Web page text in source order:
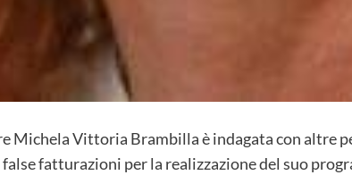
Michela Vittoria Brambilla è indagata con altre
fatturazioni per la realizzazione del suo